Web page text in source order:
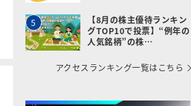
5
【8月の株主優待ランキン
グTOP10で投票】“例年の
人気銘柄”の株…
アクセスランキング一覧はこちら